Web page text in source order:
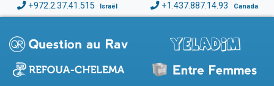
+972.2.37.41.515 Israël +1.437.887.14.93 Canada